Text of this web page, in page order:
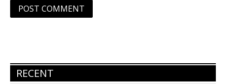
RECENT